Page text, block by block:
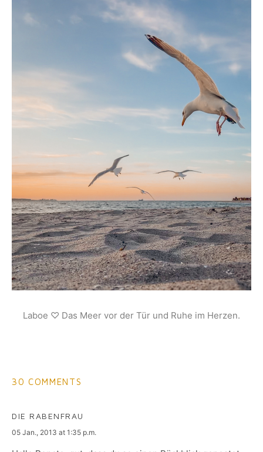
Laboe ♡ Das Meer vor der Tür und Ruhe im Herzen.
30 COMMENTS
DIE RABENFRAU
says:
05 Jan., 2013 at 1:35 p.m.